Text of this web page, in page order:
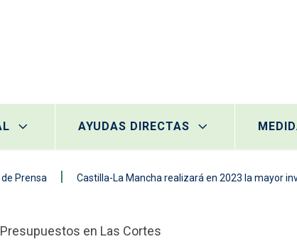
AYUDAS DIRECTAS
Prensa Castilla-La Mancha realizará en 2023 la mayor
en Las Cortes